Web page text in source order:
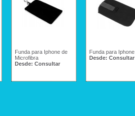
Funda para Iphone de
Microfibra
Desde: Consultar
Funda para Iphone
Desde: Consultar